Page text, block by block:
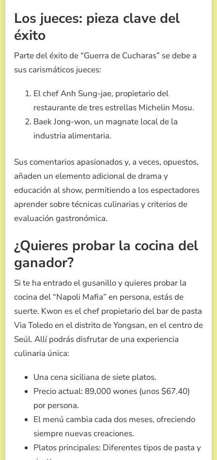
Los jueces: pieza clave del
éxito
Parte del éxito de “Guerra de Cucharas” se debe a
sus carismáticos jueces:
El chef Anh Sung-jae, propietario del
restaurante de tres estrellas Michelin Mosu.
Baek Jong-won, un magnate local de la
industria alimentaria.
Sus comentarios apasionados y, a veces, opuestos,
añaden un elemento adicional de drama y
educación al show, permitiendo a los espectadores
aprender sobre técnicas culinarias y criterios de
evaluación gastronómica.
¿Quieres probar la cocina del
ganador?
Si te ha entrado el gusanillo y quieres probar la
cocina del “Napoli Mafia” en persona, estás de
suerte. Kwon es el chef propietario del bar de pasta
Via Toledo en el distrito de Yongsan, en el centro de
Seúl. Allí podrás disfrutar de una experiencia
culinaria única:
Una cena siciliana de siete platos.
Precio actual: 89,000 wones (unos $67.40)
por persona.
El menú cambia cada dos meses, ofreciendo
siempre nuevas creaciones.
Platos principales: Diferentes tipos de pasta y